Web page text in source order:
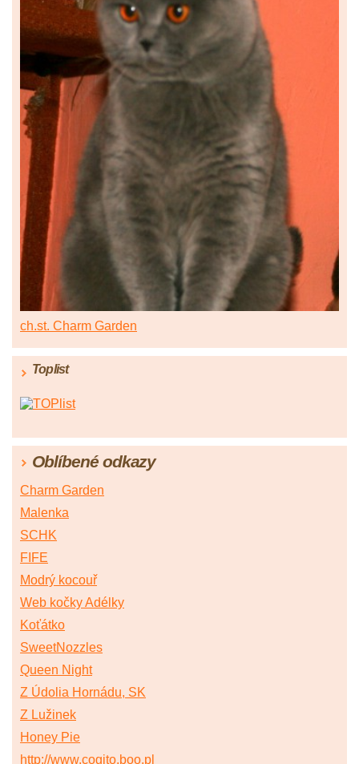
ch.st. Charm Garden
Toplist
Oblíbené odkazy
Charm Garden
Malenka
SCHK
FIFE
Modrý kocouř
Web kočky Adélky
Koťátko
SweetNozzles
Queen Night
Z Údolia Hornádu, SK
Z Lužinek
Honey Pie
http://www.cogito.boo.pl